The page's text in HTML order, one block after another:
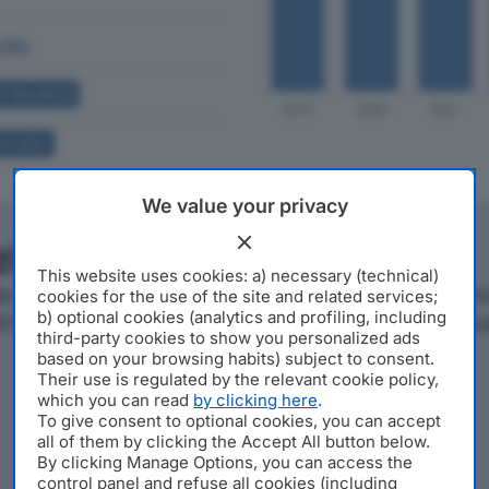
con sede a Milano, in Via Marsala 9, operante nel
l'azienda si posiziona al 5.296° posto nella
We value your privacy
This website uses cookies: a) necessary (technical)
cookies for the use of the site and related services;
b) optional cookies (analytics and profiling, including
third-party cookies to show you personalized ads
based on your browsing habits) subject to consent.
Their use is regulated by the relevant cookie policy,
which you can read by clicking here.
To give consent to optional cookies, you can accept
all of them by clicking the Accept All button below.
By clicking Manage Options, you can access the
control panel and refuse all cookies (including